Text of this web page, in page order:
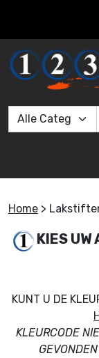
Home >
KIES UW
KUNT U DE
KLEURCODE